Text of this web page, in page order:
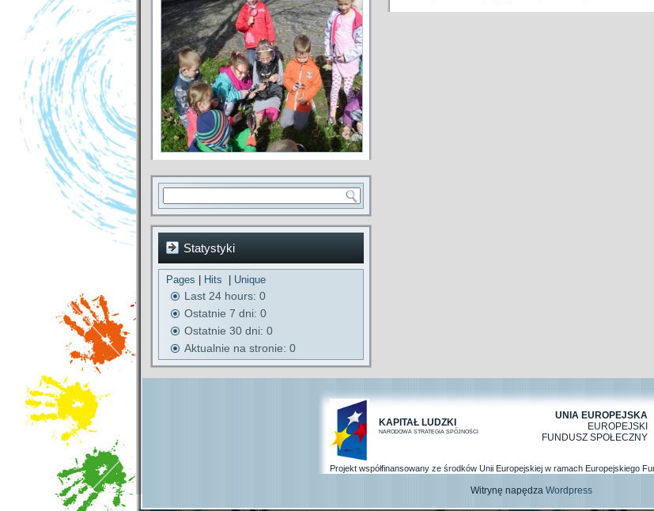
Statystyki
Pages Hits Unique
Last 24 hours: 0
Ostatnie 7 dni: 0
Ostatnie 30 dni: 0
Aktualnie na stronie: 0
KAPITAŁ LUDZKI
NARODOWA STRATEGIA SPÓJNOŚCI
UNIA EUROPEJSKA
EUROPEJSKI
FUNDUSZ SPOŁECZNY
Projekt współfinansowany ze środków Unii Europejskiej w ramach Europejskiego
Witrynę napędza Wordpress